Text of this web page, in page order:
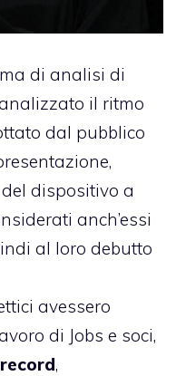
di analisi di
il ritmo
dal pubblico
dispositivo a
anch’essi
al loro debutto
avessero
di Jobs e soci,
record,